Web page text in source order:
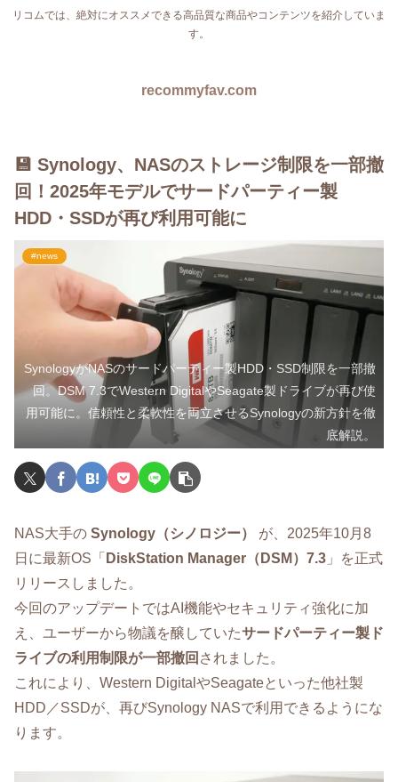
リコムでは、絶対にオススメできる高品質な商品やコンテンツを紹介していま
す。
recommyfav.com
💾 Synology、NASのストレージ制限を一部撤
回！2025年モデルでサードパーティー製
HDD・SSDが再び利用可能に
#news
SynologyがNASのサードパーティー製HDD・SSD制限を一部撤
回。DSM 7.3でWestern DigitalやSeagate製ドライブが再び使
用可能に。信頼性と柔軟性を両立させるSynologyの新方針を徹
底解説。
NAS大手の Synology（シノロジー）
が、2025年10月8
日に最新OS「 DiskStation Manager（DSM）7.3 」を正式
リリースしました。
今回のアップデートではAI機能やセキュリティ強化に加
え、ユーザーから物議を醸していたサードパーティー製ド
ライブの利用制限が一部撤回 されました。
これにより、Western DigitalやSeagateといった他社製
HDD／SSDが、再びSynology NASで利用できるようにな
ります。